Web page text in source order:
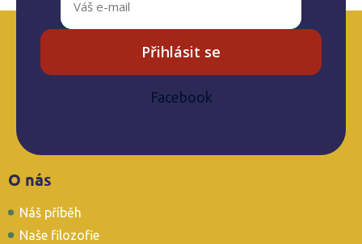
Přihlásit se
Facebook
O nás
Náš příběh
Naše filozofie